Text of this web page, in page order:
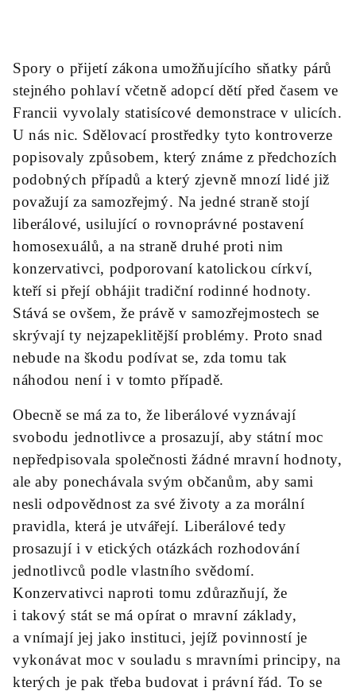
Spory o přijetí zákona umožňujícího sňatky párů
stejného pohlaví včetně adopcí dětí před časem ve
Francii vyvolaly statisícové demonstrace v ulicích.
U nás nic. Sdělovací prostředky tyto kontroverze
popisovaly způsobem, který známe z předchozích
podobných případů a který zjevně mnozí lidé již
považují za samozřejmý. Na jedné straně stojí
liberálové, usilující o rovnoprávné postavení
homosexuálů, a na straně druhé proti nim
konzervativci, podporovaní katolickou církví,
kteří si přejí obhájit tradiční rodinné hodnoty.
Stává se ovšem, že právě v samozřejmostech se
skrývají ty nejzapeklitější problémy. Proto snad
nebude na škodu podívat se, zda tomu tak
náhodou není i v tomto případě.
Obecně se má za to, že liberálové vyznávají
svobodu jednotlivce a prosazují, aby státní moc
nepředpisovala společnosti žádné mravní hodnoty,
ale aby ponechávala svým občanům, aby sami
nesli odpovědnost za své životy a za morální
pravidla, která je utvářejí. Liberálové tedy
prosazují i v etických otázkách rozhodování
jednotlivců podle vlastního svědomí.
Konzervativci naproti tomu zdůrazňují, že
i takový stát se má opírat o mravní základy,
a vnímají jej jako instituci, jejíž povinností je
vykonávat moc v souladu s mravními principy, na
kterých je pak třeba budovat i právní řád. To se